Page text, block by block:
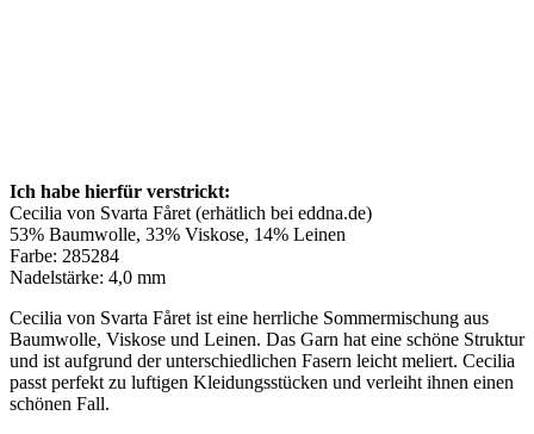
Ich habe hierfür verstrickt:
Cecilia von Svarta Fåret (erhätlich bei eddna.de)
53% Baumwolle, 33% Viskose, 14% Leinen
Farbe: 285284
Nadelstärke: 4,0 mm
Cecilia von Svarta Fåret ist eine herrliche Sommermischung aus
Baumwolle, Viskose und Leinen. Das Garn hat eine schöne Struktur
und ist aufgrund der unterschiedlichen Fasern leicht meliert. Cecilia
passt perfekt zu luftigen Kleidungsstücken und verleiht ihnen einen
schönen Fall.